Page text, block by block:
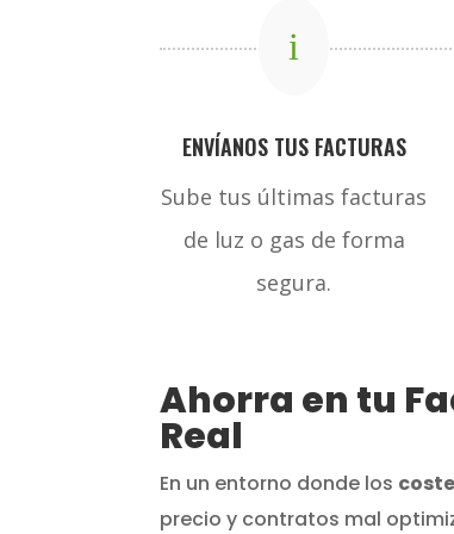
i
ENVÍANOS TUS FACTURAS
Sube tus últimas facturas
de luz o gas de forma
segura.
Ahorra en tu
Real
En un entorno donde los
precio y contratos mal